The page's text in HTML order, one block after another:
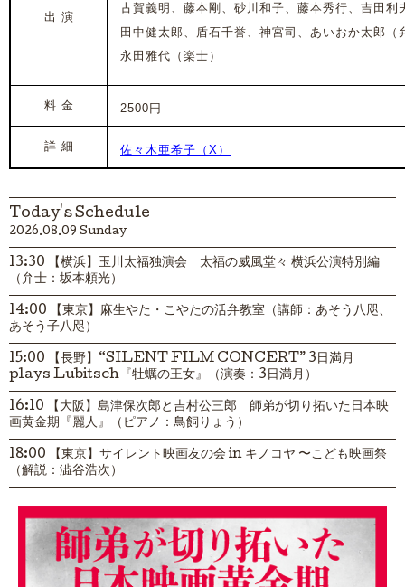
出 演
古賀義明、藤本剛、砂川和子、藤本秀行、吉田利
田中健太郎、盾石千誉、神宮司、あいおか太郎（
永田雅代（楽士）
料 金 2500円
詳 細 佐々木亜希子（X）
Today's Schedule
2026.08.09 Sunday
13:30 【横浜】玉川太福独演会 太福の威風堂々 横浜公演特別編
（弁士：坂本頼光）
14:00 【東京】麻生やた・こやたの活弁教室（講師：あそう八咫、
あそう子八咫）
15:00 【長野】“SILENT FILM CONCERT” 3日満月
plays Lubitsch『牡蠣の王女』（演奏：3日満月）
16:10 【大阪】島津保次郎と吉村公三郎 師弟が切り拓いた日本映
画黄金期『麗人』（ピアノ：鳥飼りょう）
18:00 【東京】サイレント映画友の会 in キノコヤ 〜こども映画祭
（解説：澁谷浩次）